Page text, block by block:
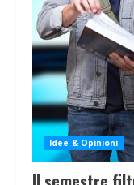
Idee & Opinioni